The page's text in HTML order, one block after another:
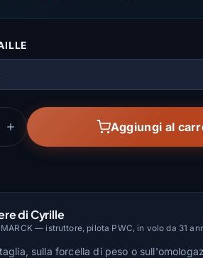
Aggiungi al
di Cyrille
— istruttore, pilota PWC, in volo da 31
sulla forcella di peso o